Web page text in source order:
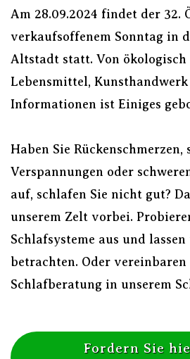
Am 28.09.2024 findet der 32.
verkaufsoffenem Sonntag in
Altstadt statt. Von ökologisch
Lebensmittel, Kunsthandwerk
Informationen ist Einiges
Haben Sie Rückenschmerzen,
Verspannungen oder
auf, schlafen Sie nicht gut?
unserem Zelt vorbei.
Schlafsysteme aus und
betrachten. Oder vereinbaren
Schlafberatung in unserem
Fordern Sie